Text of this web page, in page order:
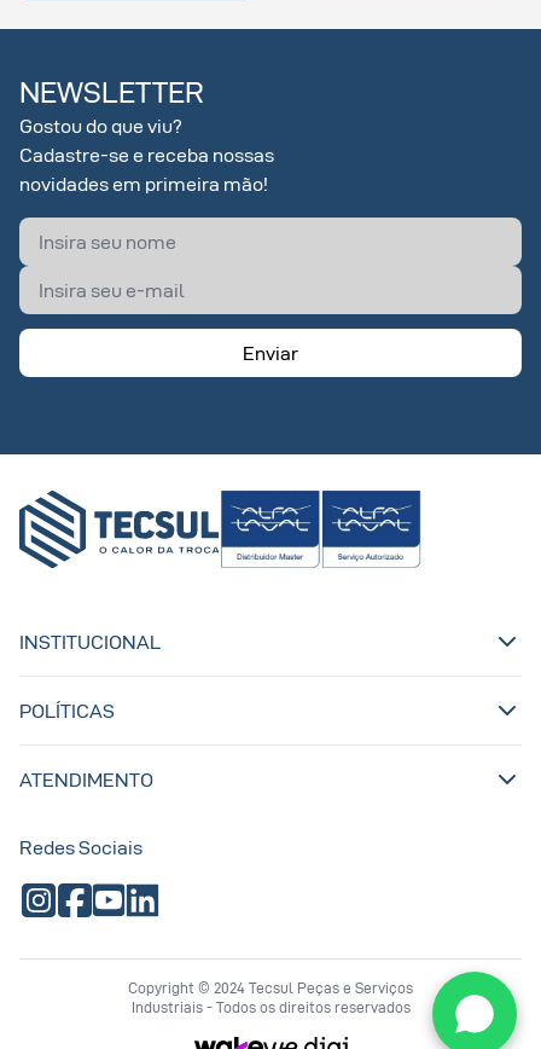
NEWSLETTER
Gostou do que viu?
Cadastre-se e receba nossas
novidades em primeira mão!
Enviar
INSTITUCIONAL
POLÍTICAS
ATENDIMENTO
Redes Sociais
Copyright © 2024 Tecsul Peças e Serviços
Industriais - Todos os direitos reservados